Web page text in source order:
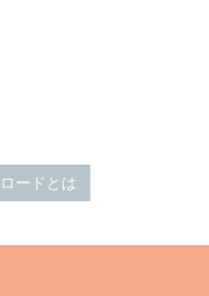
ードとは